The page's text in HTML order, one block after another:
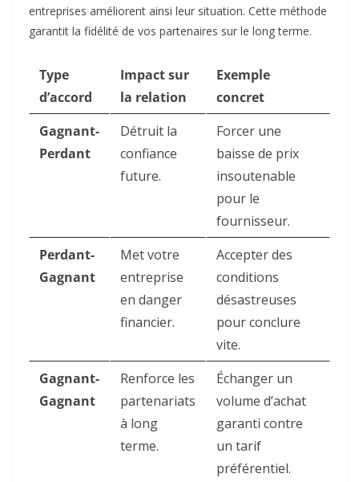
entreprises améliorent ainsi leur situation. Cette méthode
garantit la fidélité de vos partenaires sur le long terme.
Type
d’accord
Impact sur
la relation
Exemple
concret
Gagnant-
Perdant
Détruit la
confiance
future.
Forcer une
baisse de prix
insoutenable
pour le
fournisseur.
Perdant-
Gagnant
Met votre
entreprise
en danger
financier.
Accepter des
conditions
désastreuses
pour conclure
vite.
Gagnant-
Gagnant
Renforce les
partenariats
à long
terme.
Échanger un
volume d’achat
garanti contre
un tarif
préférentiel.